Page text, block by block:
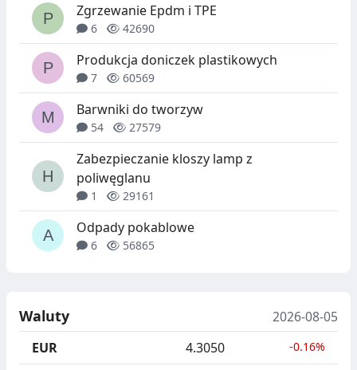
Zgrzewanie Epdm i TPE
6 42690
Produkcja doniczek plastikowych
7 60569
Barwniki do tworzyw
54 27579
Zabezpieczanie kloszy lamp z
poliwęglanu
1 29161
Odpady pokablowe
6 56865
Waluty
2026-08-05
EUR
4.3050 -0.16%